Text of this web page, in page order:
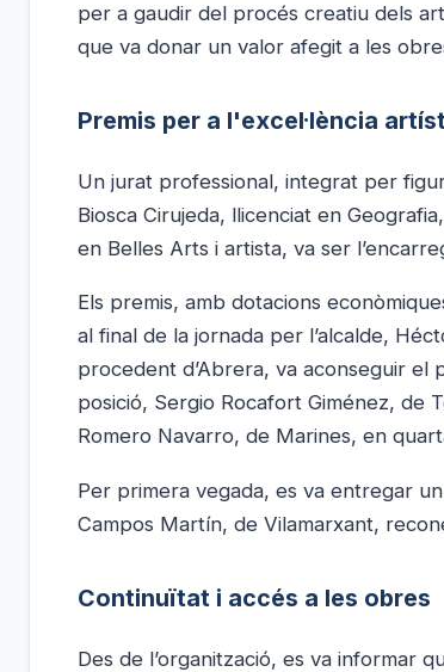
per a gaudir del procés creatiu dels
que va donar un valor afegit a les
Premis per a l'excel·lència
Un jurat professional, integrat per
Biosca Cirujeda, llicenciat en
en Belles Arts i artista, va ser
Els premis, amb dotacions
al final de la jornada per l’alcalde,
procedent d’Abrera, va aconseguir el
posició, Sergio Rocafort Giménez, de
Romero Navarro, de Marines, en
Per primera vegada, es va entregar
Campos Martín, de Vilamarxant,
Continuïtat i accés a les obres
Des de l’organització, es va informar